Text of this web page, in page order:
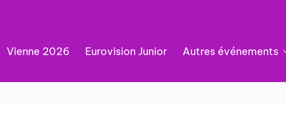
Vienne 2026 Eurovision Junior Autres événements